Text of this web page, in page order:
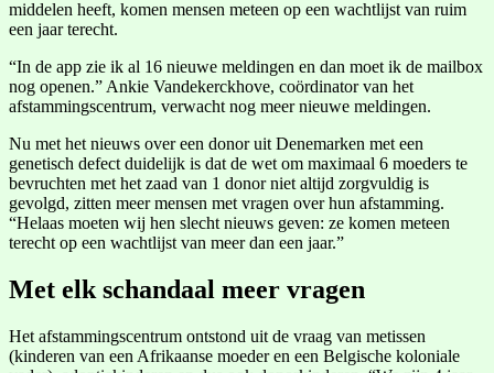
middelen heeft, komen mensen meteen op een wachtlijst van ruim
een jaar terecht.
“In de app zie ik al 16 nieuwe meldingen en dan moet ik de mailbox
nog openen.” Ankie Vandekerckhove, coördinator van het
afstammingscentrum, verwacht nog meer nieuwe meldingen.
Nu met het nieuws over een donor uit Denemarken met een
genetisch defect duidelijk is dat de wet om maximaal 6 moeders te
bevruchten met het zaad van 1 donor niet altijd zorgvuldig is
gevolgd, zitten meer mensen met vragen over hun afstamming.
“Helaas moeten wij hen slecht nieuws geven: ze komen meteen
terecht op een wachtlijst van meer dan een jaar.”
Met elk schandaal meer vragen
Het afstammingscentrum ontstond uit de vraag van metissen
(kinderen van een Afrikaanse moeder en een Belgische koloniale